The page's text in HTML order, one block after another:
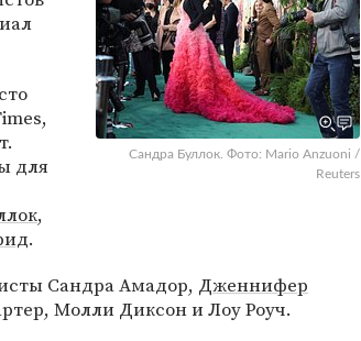
Сандра Буллок. Фото: Mario Anzuoni /
Reuters
для
,
.
Сандра Амадор, Дженнифер
Молли Диксон и Лоу Роуч.